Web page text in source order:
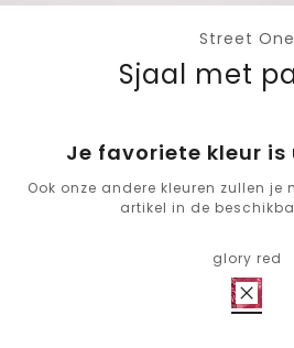
Street One
Sjaal met
Je favoriete kleur
Ook onze andere kleuren zullen
artikel in de
glory red